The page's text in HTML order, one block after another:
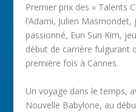
Premier prix des « Talents
l’Adami, Julien
passionné, Eun Sun Kim,
début de carrière fulgurant
première fois à Cannes.
Un voyage dans le temps,
Nouvelle Babylone, au